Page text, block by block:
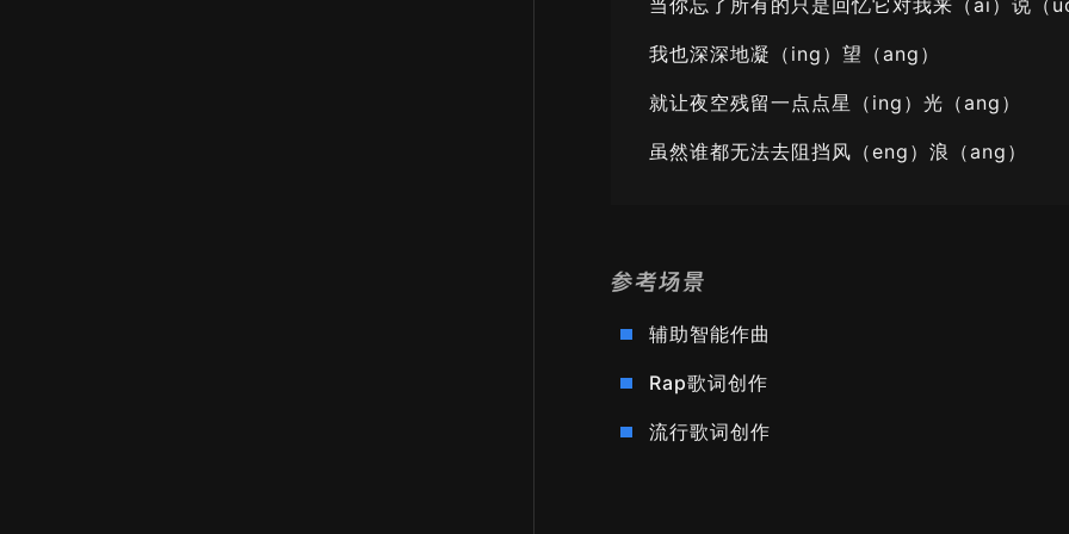
我也深深地凝（ing）望（ang）
就让夜空残留一点点星（ing）光（ang）
虽然谁都无法去阻挡风（eng）浪（ang）
参考场景
辅助智能作曲
Rap歌词创作
流行歌词创作